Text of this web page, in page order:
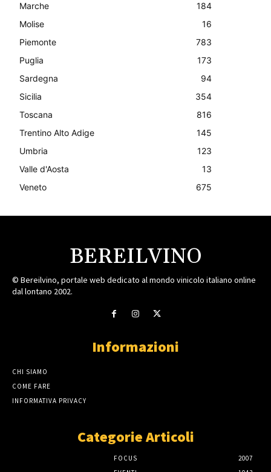
Marche
184
Molise
16
Piemonte
783
Puglia
173
Sardegna
94
Sicilia
354
Toscana
816
Trentino Alto Adige
145
Umbria
123
Valle d'Aosta
13
Veneto
675
BEREILVINO
© Bereilvino, portale web dedicato al mondo vinicolo italiano online
dal lontano 2002.
Informazioni
CHI SIAMO
COME FARE
INFORMATIVA PRIVACY
Categorie Articoli
FOCUS
2007